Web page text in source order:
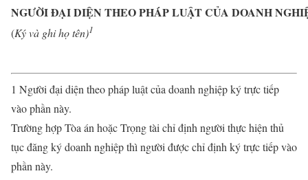
NGƯỜI ĐẠI DIỆN THEO PHÁP LUẬT CỦA DOANH
(Ký và ghi họ tên)1
1 Người đại diện theo pháp luật của doanh nghiệp ký trực tiếp
vào phần này.
Trường hợp Tòa án hoặc Trọng tài chỉ định người thực hiện thủ
tục đăng ký doanh nghiệp thì người được chỉ định ký trực tiếp vào
phần này.